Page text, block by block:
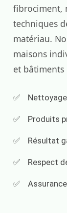
fibrociment,
techniques
matériau.
maisons
et bâtiments
Produits
Résultat
Respect